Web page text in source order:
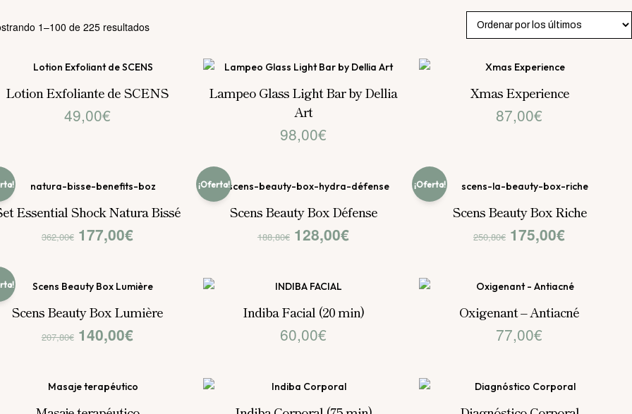
1–100 de 225 resultadosOrdenado
los
Lotion Exfoliante de SCENS
49,00€
Lampeo Glass Light Bar by Dellia
Art
98,00€
Xmas Experience
87,00€
Essential Shock Natura Bissé
362,00€ El
original
era:
362,00€.
177,00€El
actual
es:
177,00€.
¡Oferta!
Scens Beauty Box Défense
188,80€ El
original
era:
188,80€.
128,00€El
es:
¡Oferta!
Scens Beauty Box Riche
250,80€ El
original
era:
250,80€.
175,00€El
actual
es:
Scens Beauty Box Lumière
207,80€ El
original
140,00€El
actual
Indiba Facial (20 min)
60,00€
Oxigenant – Antiacné
77,00€